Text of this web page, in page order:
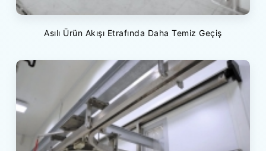
Asılı Ürün Akışı Etrafında Daha Temiz Geçiş